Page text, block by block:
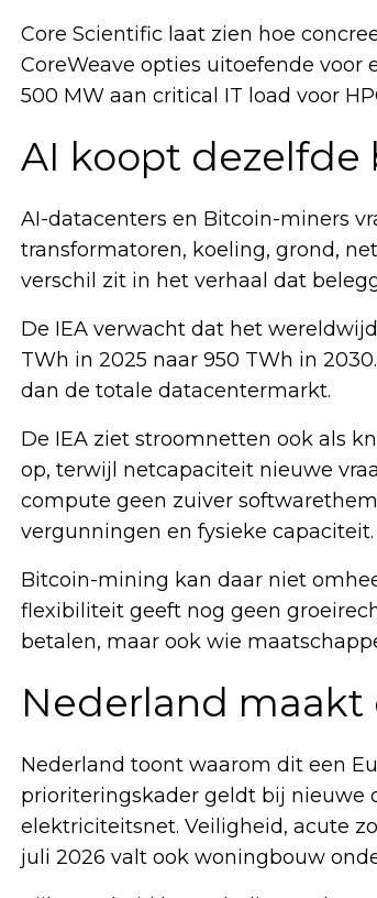
Core Scientific laat zien hoe
CoreWeave opties uitoefende voor
500 MW aan critical IT load voor
AI koopt dezelfde
AI-datacenters en Bitcoin-miners
transformatoren, koeling, grond,
verschil zit in het verhaal dat
De IEA verwacht dat het
TWh in 2025 naar 950 TWh in
dan de totale datacentermarkt.
De IEA ziet stroomnetten ook als
op, terwijl netcapaciteit nieuwe
compute geen zuiver
vergunningen en fysieke capaciteit.
Bitcoin-mining kan daar niet
flexibiliteit geeft nog geen
betalen, maar ook wie
Nederland
Nederland toont waarom dit een
prioriteringskader geldt bij nieuwe
elektriciteitsnet. Veiligheid, acute
juli 2026 valt ook woningbouw